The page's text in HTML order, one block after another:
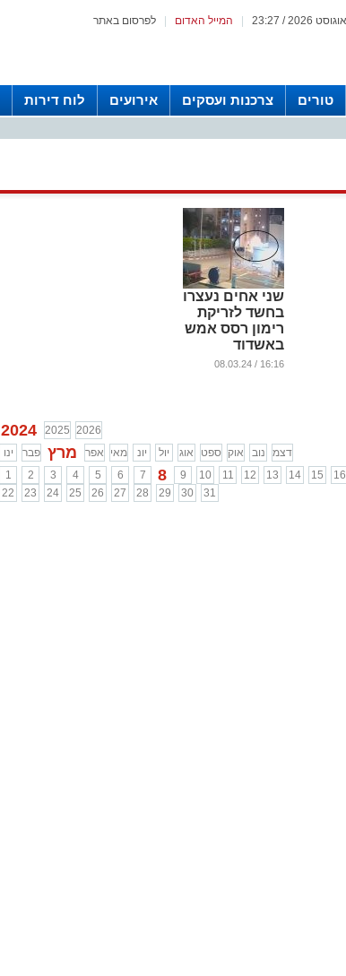
לפרסום באתר המייל האדום
טורים צרכנות ועסקים אירועים לוח דירות
שני אחים נעצרו
בחשד לזריקת
רימון רסס אמש
באשדוד
...
16:16 / 08.03.24
2024 2025 2026
ינו
פבר מרץ אפר מאי יונ יול אוג ספט אוק נוב
דצמ
1
2 3 4 5 6 7 8 9 10 11 12 13 14 15 16
22
23 24 25 26 27 28 29 30 31